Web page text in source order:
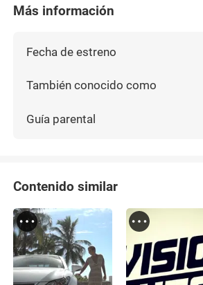
Más información
Fecha de estreno
También conocido como
Guía parental
Contenido similar